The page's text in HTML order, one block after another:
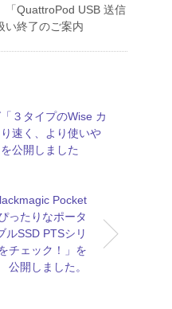
「QuattroPod USB 送信
い終了のご案内
３タイプのWise カ
速く、より使いや
公開しました
Pocket
ったりなポータ
ルSSD PTSシリ
チェック！」を
公開しました。